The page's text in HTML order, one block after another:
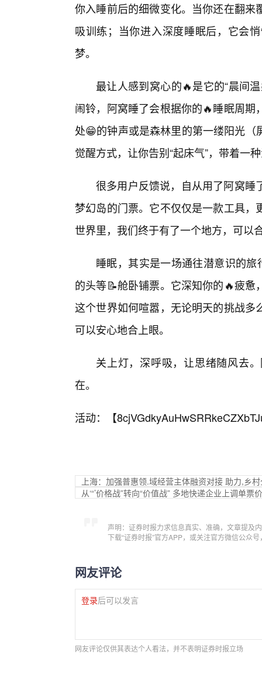
你入睡前后的细微变化。当你还在翻
吸训练；当你进入深度睡眠后，它会
梦。
最让人感到窝心的🔥是它的“晨间
闹铃，阿窝睡了会根据你的🔥睡眠周
处😁的钟声或是森林里的第一缕阳光
觉醒方式，让你告别“起床气”，带着一
很多用户反馈说，自从用了阿窝睡
梦幻岛的门票。它不仅仅是一款工具
世界里，我们终于有了一个地方，可以
睡眠，其实是一场通往潜意识的旅
的头等📝舱卧铺票。它深知你的🔥疲
这个世界如何喧嚣，无论明天的挑战
可以安心地合上眼。
关上灯，深呼吸，让思绪随风去
在。
活动：【
上海：加强普惠领.域经营主体融资对接 助力,乡
从‘“’价格战”转向“价值战” 多地快递企业上调单票
声明：证券时报力求信息真实、准确，文章提及
下载“证券时报”官方APP，或关注官方微信公众
网友评论
登录后可以发言
网友评论仅供其表达个人看法，并不表明证券时报立场